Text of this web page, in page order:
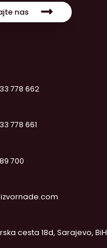
nas
778 662
778 661
700
cesta 18d, Sarajevo, BiH